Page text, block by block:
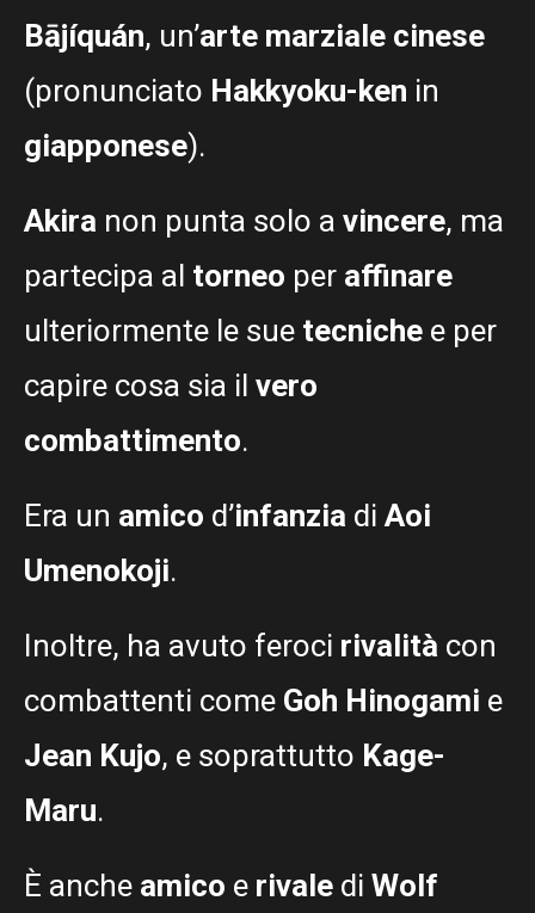
Bājíquán, un’arte marziale cinese
(pronunciato Hakkyoku-ken in
giapponese).
Akira non punta solo a vincere, ma
partecipa al torneo per affinare
ulteriormente le sue tecniche e per
capire cosa sia il vero
combattimento.
Era un amico d’infanzia di Aoi
Umenokoji.
Inoltre, ha avuto feroci rivalità con
combattenti come Goh Hinogami e
Jean Kujo, e soprattutto Kage-
Maru.
È anche amico e rivale di Wolf